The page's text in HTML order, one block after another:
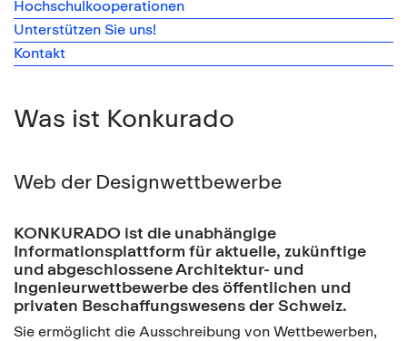
Hochschulkooperationen
Unterstützen Sie uns!
Kontakt
Was ist Konkurado
Web der Designwettbewerbe
KONKURADO ist die unabhängige
Informationsplattform für aktuelle, zukünftige
und abgeschlossene Architektur- und
Ingenieurwettbewerbe des öffentlichen und
privaten Beschaffungswesens der Schweiz.
Sie ermöglicht die Ausschreibung von Wettbewerben,